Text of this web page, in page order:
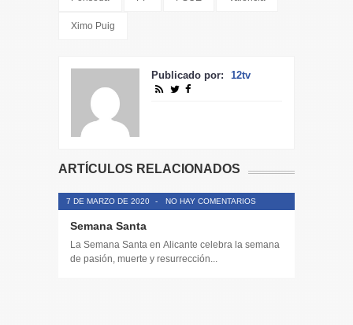
Ximo Puig
Publicado por: 12tv
ARTÍCULOS RELACIONADOS
7 DE MARZO DE 2020 - NO HAY COMENTARIOS
Semana Santa
La Semana Santa en Alicante celebra la semana
de pasión, muerte y resurrección...